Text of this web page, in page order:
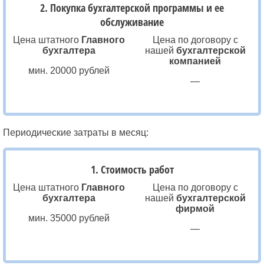
2. Покупка бухгалтерской программы и ее
обслуживание
Цена штатного Главного
бухгалтера
мин. 20000 рублей
Цена по договору с
нашей бухгалтерской
компанией
—
Периодические затраты в месяц:
1. Стоимость работ
Цена штатного Главного
бухгалтера
мин. 35000 рублей
Цена по договору с
нашей бухгалтерской
фирмой
—